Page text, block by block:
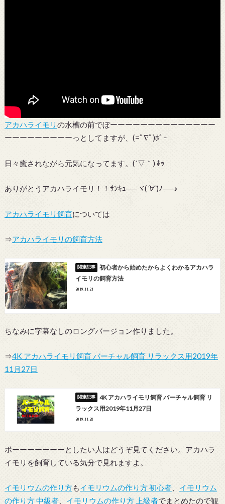
アカハライモリ の水槽の前でぼーーーーーーーーーーーーーー
ーーーーーーーーーっとしてますが、(=ﾟ∇ﾟ)ﾎﾞｰ
日々癒されながら元気になってます。(´▽｀) ﾎｯ
ありがとうアカハライモリ！！ｻﾝｷｭ──ヾ(‘∀`)ﾉ──♪
アカハライモリ飼育については
⇒アカハライモリの飼育方法
初心者から始めたからよくわかるアカハラ
イモリの飼育方法
2019.11.21
ちなみに字幕なしのロングバージョン作りました。
⇒4K アカハライモリ飼育 バーチャル飼育 リラックス用2019年
11月27日
4K アカハライモリ飼育 バーチャル飼育 リ
ラックス用2019年11月27日
2019.11.28
ボーーーーーーーとしたい人はどうぞ見てください。アカハラ
イモリを飼育している気分で見れますよ。
イモリウムの作り方もイモリウムの作り方 初心者、 イモリウム
の作り方 中級者、 イモリウムの作り方 上級者でまとめたので観